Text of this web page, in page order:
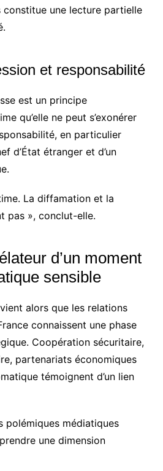
constitue une lecture partielle
et responsabilité
est un principe
qu’elle ne peut s’exonérer
en particulier
d’État étranger et d’un
La diffamation et la
pas », conclut-elle.
d’un moment
sensible
alors que les relations
connaissent une phase
Coopération sécuritaire,
partenariats économiques
témoignent d’un lien
polémiques médiatiques
une dimension